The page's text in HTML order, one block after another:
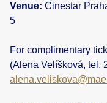
Venue: Cinestar
5
For complimentary
(Alena Velíšková, tel.